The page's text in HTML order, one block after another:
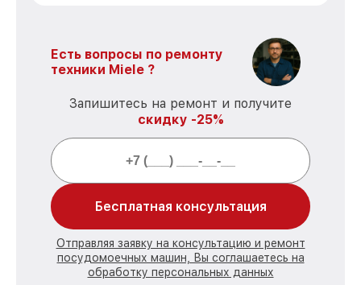
Есть вопросы по ремонту
техники Miele ?
Запишитесь на ремонт и получите
скидку -25%
Бесплатная консультация
Отправляя заявку на консультацию и ремонт
посудомоечных машин, Вы соглашаетесь на
обработку персональных данных